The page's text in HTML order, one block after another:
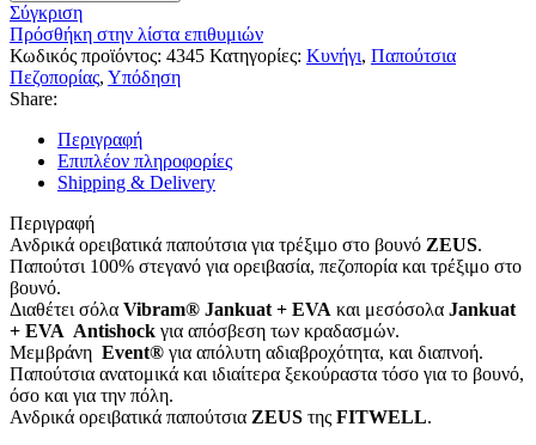
Σύγκριση
Πρόσθήκη στην λίστα επιθυμιών
Κωδικός προϊόντος: 4345 Κατηγορίες: Κυνήγι, Παπούτσια
Πεζοπορίας, Υπόδηση
Share:
Περιγραφή
Επιπλέον πληροφορίες
Shipping & Delivery
Περιγραφή
Ανδρικά ορειβατικά παπούτσια για τρέξιμο στο βουνό ZEUS.
Παπούτσι 100% στεγανό για ορειβασία, πεζοπορία και τρέξιμο στο
βουνό.
Διαθέτει σόλα Vibram® Jankuat + EVA και μεσόσολα Jankuat
+ EVA Antishock για απόσβεση των κραδασμών.
Μεμβράνη Event® για απόλυτη αδιαβροχότητα, και διαπνοή.
Παπούτσια ανατομικά και ιδιαίτερα ξεκούραστα τόσο για το βουνό,
όσο και για την πόλη.
Ανδρικά ορειβατικά παπούτσια ZEUS της FITWELL.